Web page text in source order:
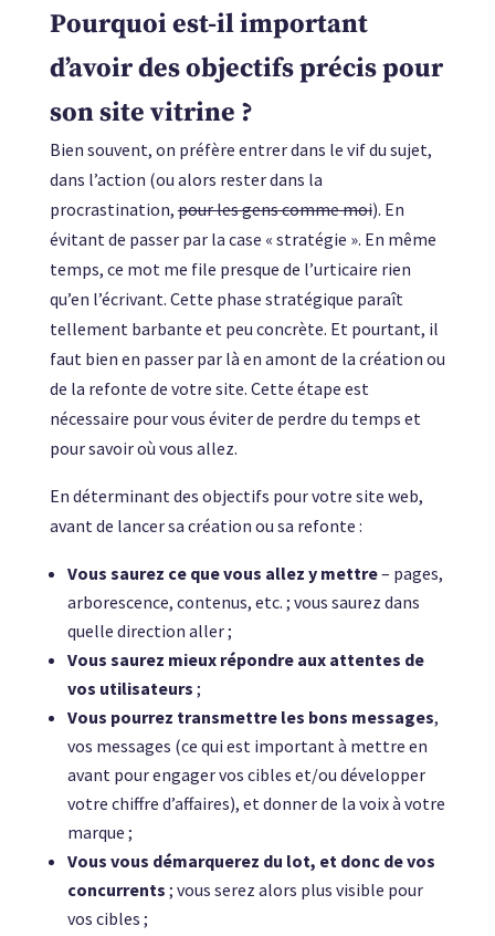
Pourquoi est-il important
d’avoir des objectifs précis pour
son site vitrine ?
Bien souvent, on préfère entrer dans le vif du sujet,
dans l’action (ou alors rester dans la
procrastination,pour les gens comme moi). En
évitant de passer par la case « stratégie ». En même
temps, ce mot me file presque de l’urticaire rien
qu’en l’écrivant. Cette phase stratégique paraît
tellement barbante et peu concrète. Et pourtant, il
faut bien en passer par là en amont de la création ou
de la refonte de votre site. Cette étape est
nécessaire pour vous éviter de perdre du temps et
pour savoir où vous allez.
En déterminant des objectifs pour votre site web,
avant de lancer sa création ou sa refonte :
Vous saurez ce que vous allez y mettre– pages,
arborescence, contenus, etc. ; vous saurez dans
quelle direction aller ;
Vous saurez mieux répondre aux attentes de
vos utilisateurs ;
Vous pourrez transmettre les bons messages,
vos messages (ce qui est important à mettre en
avant pour engager vos cibles et/ou développer
votre chiffre d’affaires), et donner de la voix à votre
marque ;
Vous vous démarquerez du lot, et donc de vos
concurrents ; vous serez alors plus visible pour
vos cibles ;